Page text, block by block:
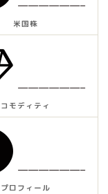
——————–
米国株
——————–
コモディティ
——————–
プロフィール